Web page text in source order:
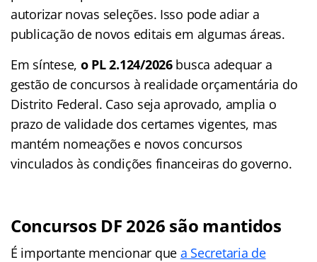
autorizar novas seleções. Isso pode adiar a
publicação de novos editais em algumas áreas.
Em síntese, o PL 2.124/2026busca adequar a
gestão de concursos à realidade orçamentária do
Distrito Federal. Caso seja aprovado, amplia o
prazo de validade dos certames vigentes, mas
mantém nomeações e novos concursos
vinculados às condições financeiras do governo.
Concursos DF 2026 são mantidos
É importante mencionar que a Secretaria de